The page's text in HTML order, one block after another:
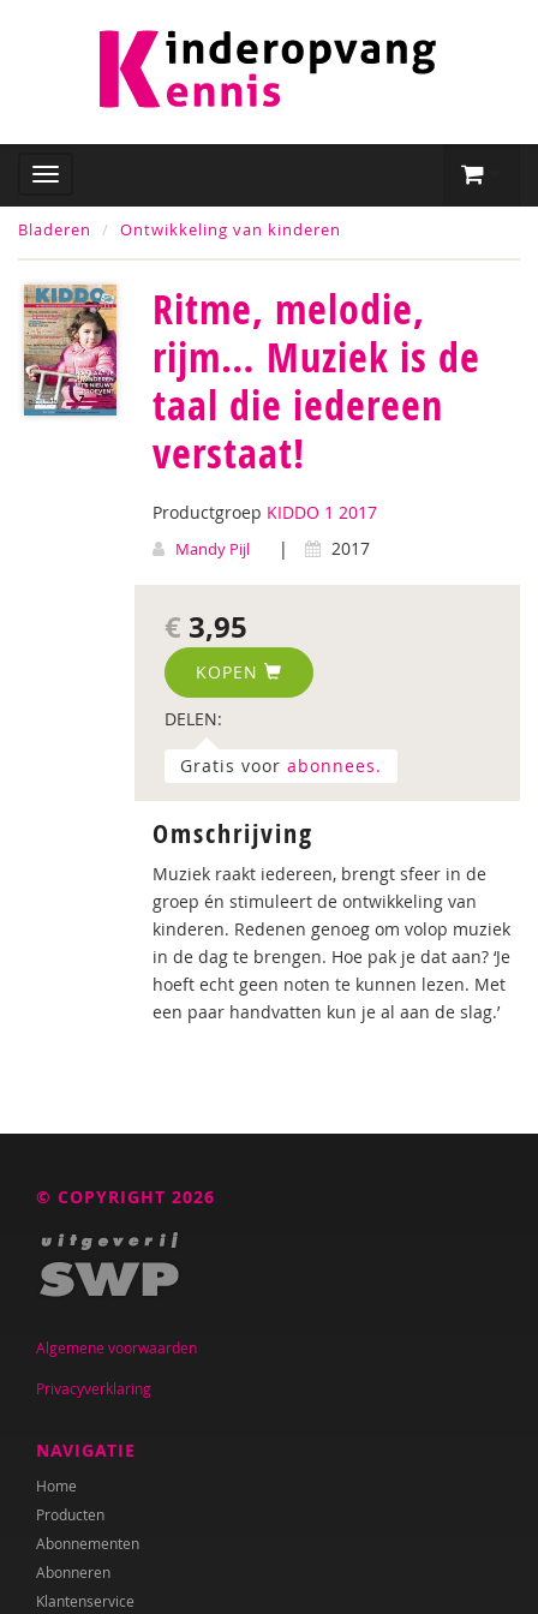
Bladeren Ontwikkeling van kinderen
Ritme, melodie,
rijm… Muziek is de
taal die iedereen
verstaat!
Productgroep KIDDO 1 2017
Mandy Pijl | 2017
€ 3,95
KOPEN
DELEN:
Gratis voor abonnees.
Omschrijving
Muziek raakt iedereen, brengt sfeer in de
groep én stimuleert de ontwikkeling van
kinderen. Redenen genoeg om volop muziek
in de dag te brengen. Hoe pak je dat aan? ‘Je
hoeft echt geen noten te kunnen lezen. Met
een paar handvatten kun je al aan de slag.’
© COPYRIGHT 2026
Algemene voorwaarden
Privacyverklaring
NAVIGATIE
Home
Producten
Abonnementen
Abonneren
Klantenservice